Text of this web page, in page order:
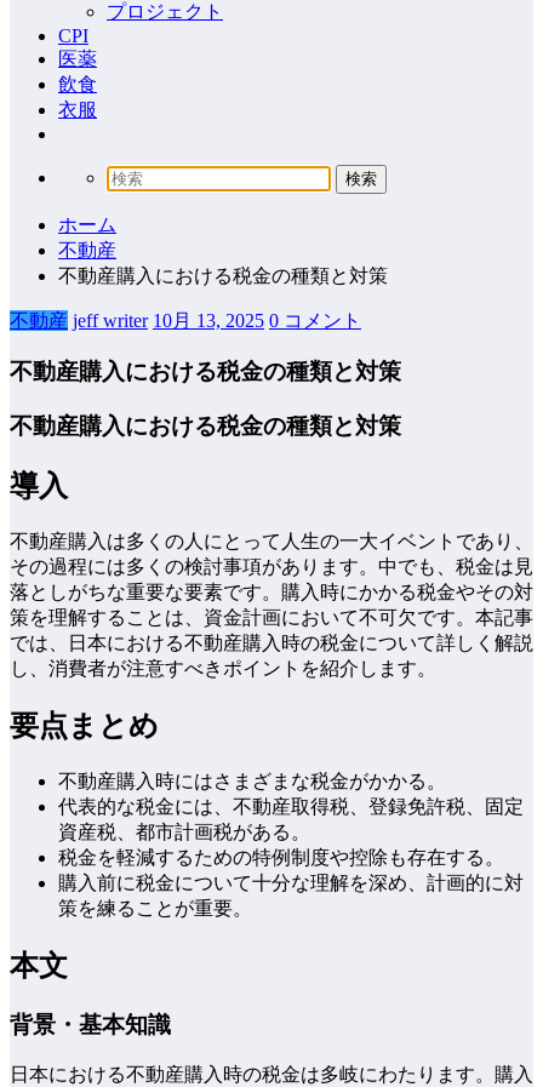
プロジェクト
CPI
医薬
飲食
衣服
ホーム
不動産
不動産購入における税金の種類と対策
不動産 jeff writer 10月 13, 2025 0 コメント
不動産購入における税金の種類と対策
不動産購入における税金の種類と対策
導入
不動産購入は多くの人にとって人生の一大イベントであり、
その過程には多くの検討事項があります。中でも、税金は見
落としがちな重要な要素です。購入時にかかる税金やその対
策を理解することは、資金計画において不可欠です。本記事
では、日本における不動産購入時の税金について詳しく解説
し、消費者が注意すべきポイントを紹介します。
要点まとめ
不動産購入時にはさまざまな税金がかかる。
代表的な税金には、不動産取得税、登録免許税、固定
資産税、都市計画税がある。
税金を軽減するための特例制度や控除も存在する。
購入前に税金について十分な理解を深め、計画的に対
策を練ることが重要。
本文
背景・基本知識
日本における不動産購入時の税金は多岐にわたります。購入